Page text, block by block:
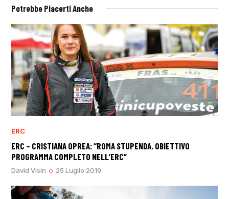
Potrebbe Piacerti Anche
ERC
ERC – CRISTIANA OPREA: “ROMA STUPENDA. OBIETTIVO
PROGRAMMA COMPLETO NELL’ERC”
David Visin 25 Luglio 2019